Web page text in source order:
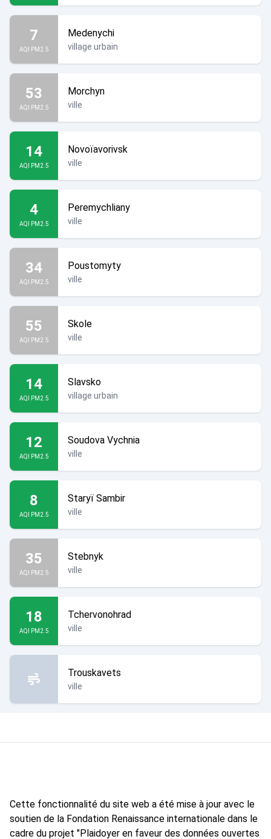
7
AQI PM2.5
Medenychi
village urbain
53
AQI PM2.5
Morchyn
ville
14
AQI PM2.5
Novoïavorivsk
ville
4
AQI PM2.5
Peremychliany
ville
34
AQI PM2.5
Poustomyty
ville
55
AQI PM2.5
Skole
ville
14
AQI PM2.5
Slavsko
village urbain
12
AQI PM2.5
Soudova Vychnia
ville
8
AQI PM2.5
Staryï Sambir
ville
35
AQI PM2.5
Stebnyk
ville
18
AQI PM2.5
Tchervonohrad
ville
Trouskavets
ville
Cette fonctionnalité du site web a été mise à jour avec le
soutien de la Fondation Renaissance internationale dans le
cadre du projet "Plaidoyer en faveur des données ouvertes